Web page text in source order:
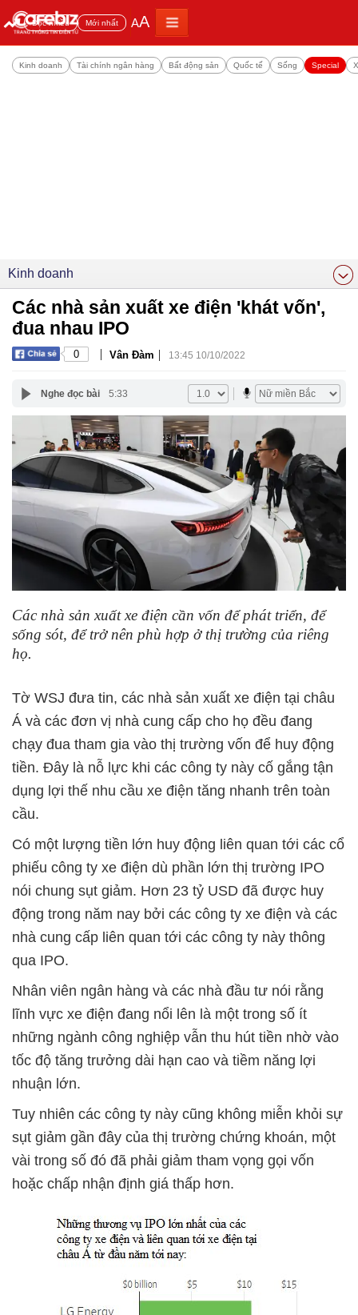
Đọc nhiều Mới nhất AA
Kinh doanh Tài chính ngân hàng Bất động sản Quốc tế Sống Special
Kinh doanh
Các nhà sản xuất xe điện 'khát vốn',
đua nhau IPO
0 | Vân Đàm | 13:45 10/10/2022
Nghe đọc bài 5:33
Các nhà sản xuất xe điện cần vốn để phát triển, để
sống sót, để trở nên phù hợp ở thị trường của riêng
họ.
Tờ WSJ đưa tin, các nhà sản xuất xe điện tại châu
Á và các đơn vị nhà cung cấp cho họ đều đang
chạy đua tham gia vào thị trường vốn để huy động
tiền. Đây là nỗ lực khi các công ty này cố gắng tận
dụng lợi thế nhu cầu xe điện tăng nhanh trên toàn
cầu.
Có một lượng tiền lớn huy động liên quan tới các cổ
phiếu công ty xe điện dù phần lớn thị trường IPO
nói chung sụt giảm. Hơn 23 tỷ USD đã được huy
động trong năm nay bởi các công ty xe điện và các
nhà cung cấp liên quan tới các công ty này thông
qua IPO.
Nhân viên ngân hàng và các nhà đầu tư nói rằng
lĩnh vực xe điện đang nổi lên là một trong số ít
những ngành công nghiệp vẫn thu hút tiền nhờ vào
tốc độ tăng trưởng dài hạn cao và tiềm năng lợi
nhuận lớn.
Tuy nhiên các công ty này cũng không miễn khỏi sự
sụt giảm gần đây của thị trường chứng khoán, một
vài trong số đó đã phải giảm tham vọng gọi vốn
hoặc chấp nhận định giá thấp hơn.